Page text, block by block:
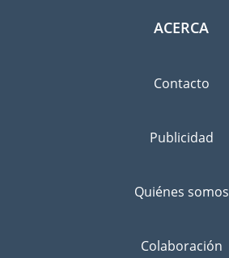
ACERCA
Contacto
Publicidad
Quiénes somos
Colaboración